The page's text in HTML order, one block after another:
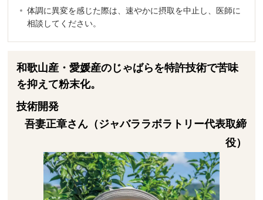
体調に異変を感じた際は、速やかに摂取を中止し、医師に
相談してください。
和歌山産・愛媛産のじゃばらを特許技術で苦味
を抑えて粉末化。
技術開発
吾妻正章さん（ジャバララボラトリー代表取締
役）